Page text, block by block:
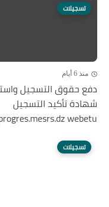
تسجيلات
منذ 6 أيام
دفع حقوق التسجيل
شهادة تأكيد التسجيل
progres.mesrs.dz webetu
تسجيلات